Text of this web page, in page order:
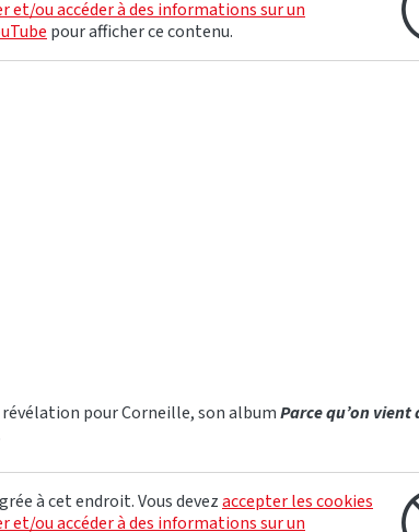
et/ou accéder à des informations sur un
pour afficher ce contenu.
révélation pour Corneille, son albumParce qu’on vient
à cet endroit. Vous devezaccepter les cookies
et/ou accéder à des informations sur un